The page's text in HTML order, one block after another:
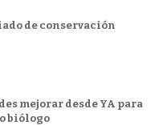
de conservación
mejorar desde YA para
biólogo